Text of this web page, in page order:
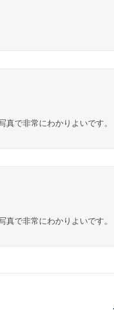
で非常にわかりよいです。
で非常にわかりよいです。